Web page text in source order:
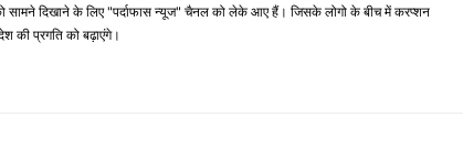
सामने दिखाने के लिए "पर्दाफास न्यूज" चैनल को लेके आए हैं। जिसके लोगो के बीच में करप्शन
की प्रगति को बढ़ाएंगे।